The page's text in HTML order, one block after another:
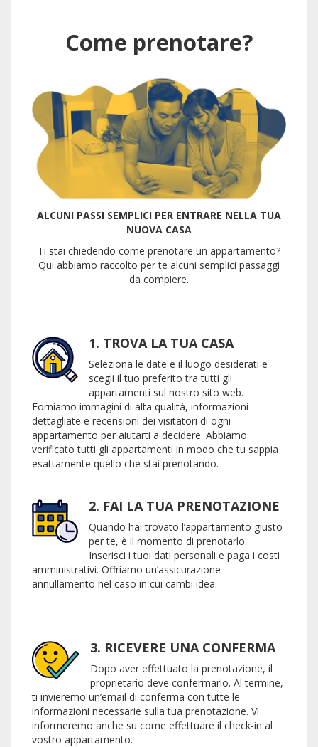
Come prenotare?
ALCUNI PASSI SEMPLICI PER ENTRARE NELLA TUA
NUOVA CASA
Ti stai chiedendo come prenotare un appartamento?
Qui abbiamo raccolto per te alcuni semplici passaggi
da compiere.
1. TROVA LA TUA CASA
Seleziona le date e il luogo desiderati e
scegli il tuo preferito tra tutti gli
appartamenti sul nostro sito web.
Forniamo immagini di alta qualità, informazioni
dettagliate e recensioni dei visitatori di ogni
appartamento per aiutarti a decidere. Abbiamo
verificato tutti gli appartamenti in modo che tu sappia
esattamente quello che stai prenotando.
2. FAI LA TUA PRENOTAZIONE
Quando hai trovato l’appartamento giusto
per te, è il momento di prenotarlo.
Inserisci i tuoi dati personali e paga i costi
amministrativi. Offriamo un’assicurazione
annullamento nel caso in cui cambi idea.
3. RICEVERE UNA CONFERMA
Dopo aver effettuato la prenotazione, il
proprietario deve confermarlo. Al termine,
ti invieremo un’email di conferma con tutte le
informazioni necessarie sulla tua prenotazione. Vi
informeremo anche su come effettuare il check-in al
vostro appartamento.